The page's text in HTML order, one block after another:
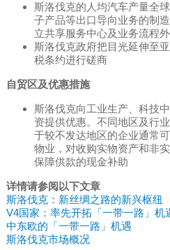
斯洛伐克的人均汽车产量全
子产品等出口导向业务的制
立共享服务中心及业务流程
斯洛伐克政府把目光延伸至
税条约进行磋商
自贸区及优惠措施
斯洛伐克向工业生产、科技
资提供优惠。不同地区及行
于较不发达地区的企业通常
物业，对收购实物资产和非
保障供款的现金补助
详情请参阅以下文章
斯洛伐克：新丝绸之路的新兴枢纽
V4国家：率先开拓「一带一路」机
中东欧的「一带一路」机遇
斯洛伐克市场概况